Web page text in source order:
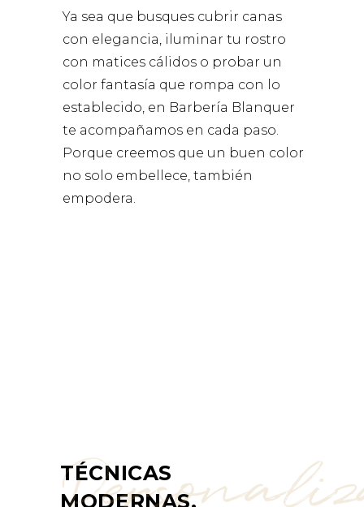
Ya sea que busques cubrir canas
con elegancia, iluminar tu rostro
con matices cálidos o probar un
color fantasía que rompa con lo
establecido, en Barbería Blanquer
te acompañamos en cada paso.
Porque creemos que un buen color
no solo embellece, también
empodera.
TÉCNICAS
MODERNAS,